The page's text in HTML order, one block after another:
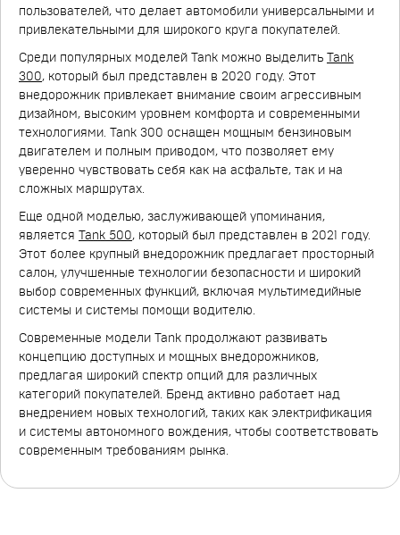
пользователей, что делает автомобили универсальными и
привлекательными для широкого круга покупателей.
Среди популярных моделей Tank можно выделить
Tank
300, который был представлен в 2020 году. Этот
внедорожник привлекает внимание своим агрессивным
дизайном, высоким уровнем комфорта и современными
технологиями. Tank 300 оснащен мощным бензиновым
двигателем и полным приводом, что позволяет ему
уверенно чувствовать себя как на асфальте, так и на
сложных маршрутах.
Еще одной моделью, заслуживающей упоминания,
является
Tank 500, который был представлен в 2021 году.
Этот более крупный внедорожник предлагает просторный
салон, улучшенные технологии безопасности и широкий
выбор современных функций, включая мультимедийные
системы и системы помощи водителю.
Современные модели Tank продолжают развивать
концепцию доступных и мощных внедорожников,
предлагая широкий спектр опций для различных
категорий покупателей. Бренд активно работает над
внедрением новых технологий, таких как электрификация
и системы автономного вождения, чтобы соответствовать
современным требованиям рынка.